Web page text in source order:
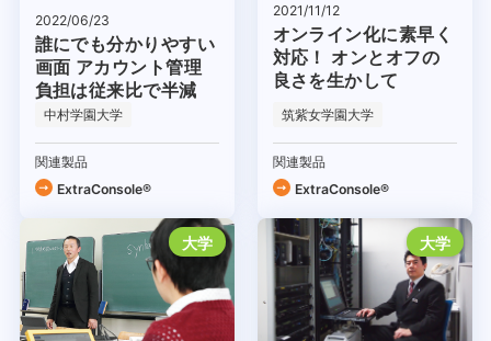
2022/06/23
誰にでも分かりやすい
画面 アカウント管理
負担は従来比で半減
中村学園大学
関連製品
ExtraConsole®
2021/11/12
オンライン化に素早く
対応！ オンとオフの
良さを生かして
筑紫女学園大学
関連製品
ExtraConsole®
大学 大学